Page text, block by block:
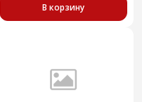
В корзину